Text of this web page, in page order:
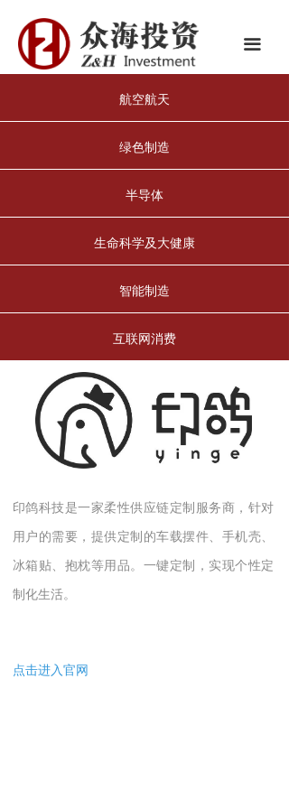
끀
首页
关于我们
合作伙伴
航空航天
绿色制造
半导体
智能制造
生命科学及大健康
互联网消费
印鸽科技是一家柔性供应链定制服务商，针对
用户的需要，提供定制的车载摆件、手机壳、
冰箱贴、抱枕等用品。一键定制，实现个性定
制化生活。
点击进入官网